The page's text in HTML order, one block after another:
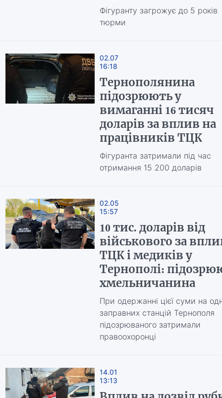
Фігуранту загрожує до 5 років
тюрми
02.07
16:18
Тернополянина
підозрюють у
вимаганні 16 тисяч
доларів за вплив на
працівників ТЦК
Фігуранта затримали під час
отримання 15 200 доларів
02.05
15:57
10 тис. доларів від
військового за
ТЦК і медиків у
Тернополі:
хмельничанина
При одержанні цієї суми на
заправних станцій Тернополя
підозрюваного затримали
правоохоронці
14.01
13:13